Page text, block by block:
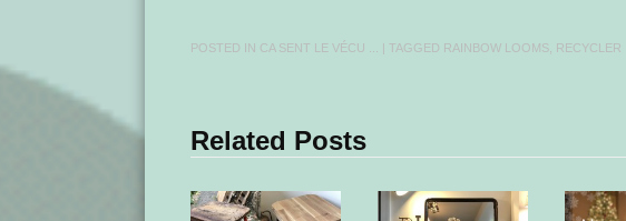
POSTED IN CA SENT LE VÉCU ... | TAGGED RAINBOW LOOMS RECYCLER
Related Posts